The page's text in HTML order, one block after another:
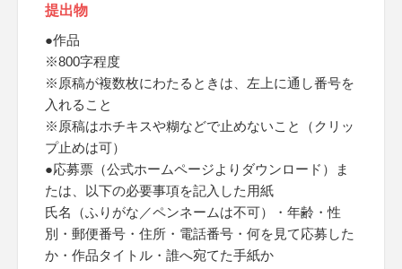
提出物
●作品
※800字程度
※原稿が複数枚にわたるときは、左上に通し番号を
入れること
※原稿はホチキスや糊などで止めないこと（クリッ
プ止めは可）
●応募票（公式ホームページよりダウンロード）ま
たは、以下の必要事項を記入した用紙
氏名（ふりがな／ペンネームは不可）・年齢・性
別・郵便番号・住所・電話番号・何を見て応募した
か・作品タイトル・誰へ宛てた手紙か